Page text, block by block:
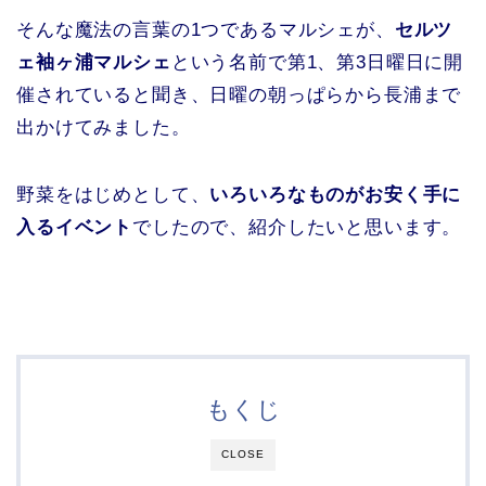
そんな魔法の言葉の1つであるマルシェが、 セルツ
ェ袖ヶ浦マルシェ という名前で第1、第3日曜日に開
催されていると聞き、日曜の朝っぱらから長浦まで
出かけてみました。
野菜をはじめとして、 いろいろなものがお安く手に
入るイベント でしたので、紹介したいと思います。
CLOSE
もくじ